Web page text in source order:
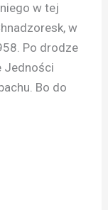
w tej
w
Po drodze
Jedności
Bo do